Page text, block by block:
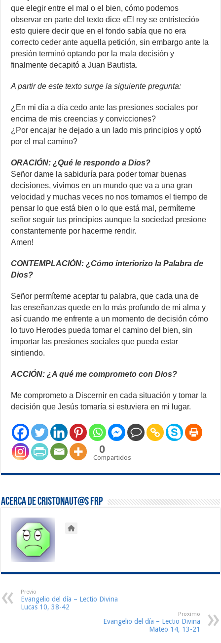
que elegir entre el mal o el bien, cómo podemos
observar en parte del texto dice «El rey se entristeció»
esto quiere decir que en el fondo sabía que no era
correcto ceder ante aquella petición, sin embargo ante la
presión terminó optando por la mala decisión y
finalmente decapitó a Juan Bautista.
A partir de este texto surge la siguiente pregunta:
¿En mi día a día cedo ante las presiones sociales por
encima de mis creencias y convicciones?
¿Por encajar he dejado a un lado mis principios y optó
por el mal camino?
ORACIÓN: ¿Qué le respondo a Dios?
Señor dame la sabiduría para poder tomar buenas
decisiones, vivimos en un mundo que va a una gran
velocidad y muchas veces no nos tomamos el tiempo de
pensar lo que está bien o lo que está mal, permíteme
señor seguir tus principios aunque la sociedad presione
constantemente por hacerme rendir.
Amen!
CONTEMPLACIÓN: ¿Cómo interiorizo la Palabra de
Dios?
Señor permíteme aceptar tu palabra, que cada una de
las enseñanzas quede en lo más profundo de mi alma y
así cuando me enfrente a un momento de decisión cómo
lo tuvo Herodes pueda tomar el camino del bien, sin
importar las presiones sociales que pueda estar
sintiendo.
ACCIÓN: ¿A qué me comprometo con Dios?
Me comprometo a Discernir en cada situación y tomar la
decisión que Jesús tomaría si estuviera en mi lugar.
0
Compartidos
Acerca de Cristonaut@s FRP
Previo
Evangelio del día – Lectio Divina
Lucas 10, 38-42
Proximo
Evangelio del día – Lectio Divina
Mateo 14, 13-21